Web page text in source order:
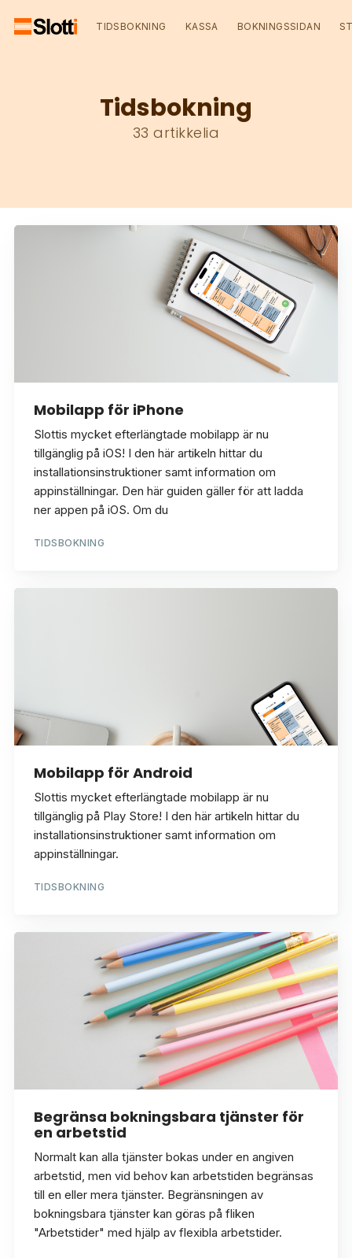
TIDSBOKNING KASSA BOKNINGSSIDAN
Tidsbokning
33 artikkelia
Mobilapp för iPhone
Slottis mycket efterlängtade mobilapp är nu
tillgänglig på iOS! I den här artikeln hittar du
installationsinstruktioner samt information om
appinställningar. Den här guiden gäller för att ladda
ner appen på iOS. Om du
TIDSBOKNING
Mobilapp för Android
Slottis mycket efterlängtade mobilapp är nu
tillgänglig på Play Store! I den här artikeln hittar du
installationsinstruktioner samt information om
appinställningar.
TIDSBOKNING
Begränsa bokningsbara tjänster för
en arbetstid
Normalt kan alla tjänster bokas under en angiven
arbetstid, men vid behov kan arbetstiden begränsas
till en eller mera tjänster. Begränsningen av
bokningsbara tjänster kan göras på fliken
"Arbetstider" med hjälp av flexibla arbetstider.